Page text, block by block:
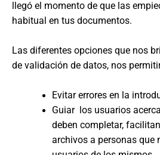
llegó el momento de que las
habitual en tus documentos.
Las diferentes opciones que nos
de validación de datos, nos
Evitar errores en la
Guiar los usuarios
deben completar,
archivos a personas que